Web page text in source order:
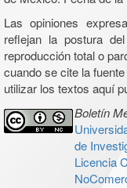
Las opiniones
reflejan la postura
reproducción total o
cuando se cite la
utilizar los textos aquí
Boletín
de
Licencia